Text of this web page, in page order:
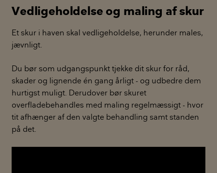
Vedligeholdelse og maling af skur
Et skur i haven skal vedligeholdelse, herunder males,
jævnligt.
Du bør som udgangspunkt tjekke dit skur for råd,
skader og lignende én gang årligt - og udbedre dem
hurtigst muligt. Derudover bør skuret
overfladebehandles med maling regelmæssigt - hvor
tit afhænger af den valgte behandling samt standen
på det.